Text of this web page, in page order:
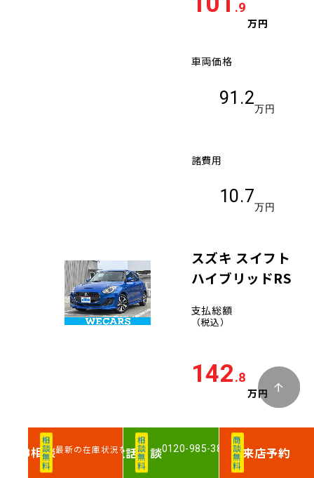
.9
万円
車両価格
91.2
万円
諸費用
10.7
万円
スズキ スイフト
ハイブリッドRS
支払総額
（税込）
142.8
万円
車両価格
131.7
相談無料
WEB相談最新の在庫状況を確認
相談無料
電話相談0120-985-386 商談無料来店予約